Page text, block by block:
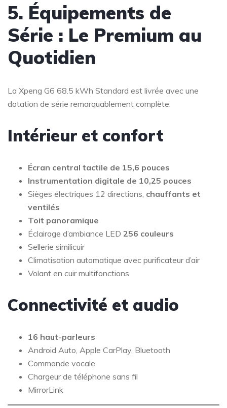
5. Équipements de
Série : Le Premium au
Quotidien
La Xpeng G6 68.5 kWh Standard est livrée avec une
dotation de série remarquablement complète.
Intérieur et confort
Écran central tactile de 15,6 pouces
Instrumentation digitale de 10,25 pouces
Sièges électriques 12 directions, chauffants et
ventilés
Toit panoramique
Éclairage d’ambiance LED 256 couleurs
Sellerie similicuir
Climatisation automatique avec purificateur d’air
Volant en cuir multifonctions
Connectivité et audio
16 haut-parleurs
Android Auto, Apple CarPlay, Bluetooth
Commande vocale
Chargeur de téléphone sans fil
MirrorLink